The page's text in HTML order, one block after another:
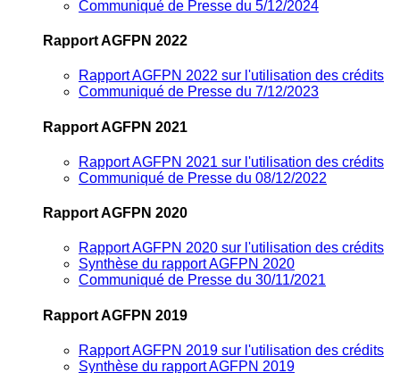
Communiqué de Presse du 5/12/2024
Rapport AGFPN 2022
Rapport AGFPN 2022 sur l'utilisation des crédits
Communiqué de Presse du 7/12/2023
Rapport AGFPN 2021
Rapport AGFPN 2021 sur l'utilisation des crédits
Communiqué de Presse du 08/12/2022
Rapport AGFPN 2020
Rapport AGFPN 2020 sur l'utilisation des crédits
Synthèse du rapport AGFPN 2020
Communiqué de Presse du 30/11/2021
Rapport AGFPN 2019
Rapport AGFPN 2019 sur l'utilisation des crédits
Synthèse du rapport AGFPN 2019